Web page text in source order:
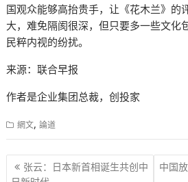
国观众能够高抬贵手，让《花木兰》的
大，难免隔阂很深，但只要多一些文化
民粹内视的纷扰。
来源：联合早报
作者是企业集团总裁，创投家
網文,論道
文 张云：日本新首相诞生共创中
中国